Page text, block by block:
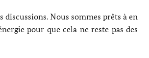
discussions. Nous sommes prêts à en
pour que cela ne reste pas des